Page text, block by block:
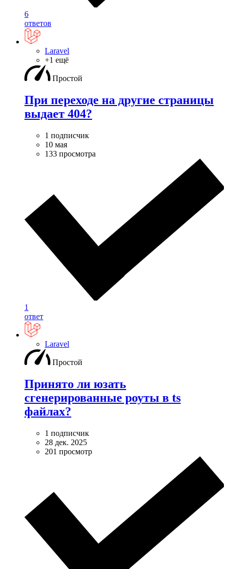
6
ответов
Laravel
+1 ещё
Простой
При переходе на другие страницы
выдает 404?
1 подписчик
10 мая
133 просмотра
1
ответ
Laravel
Простой
Принято ли юзать
сгенерированные роуты в ts
файлах?
1 подписчик
28 дек. 2025
201 просмотр